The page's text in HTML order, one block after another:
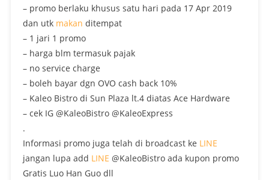
– promo berlaku khusus satu hari pada 17 Apr 2019
dan utk makan ditempat
– 1 jari 1 promo
– harga blm termasuk pajak
– no service charge
– boleh bayar dgn OVO cash back 10%
– Kaleo Bistro di Sun Plaza lt.4 diatas Ace Hardware
– cek IG @KaleoBistro @KaleoExpress
.
Informasi promo juga telah di broadcast ke LINE
jangan lupa add LINE @KaleoBistro ada kupon promo
Gratis Luo Han Guo dll